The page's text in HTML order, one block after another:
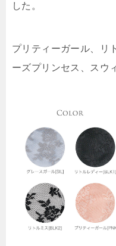
した。
プリティーガール、リ
ーズプリンセス、スウ